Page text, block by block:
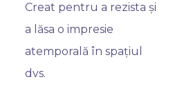
Creat pentru a rezista și
a lăsa o impresie
atemporală în spațiul
dvs.